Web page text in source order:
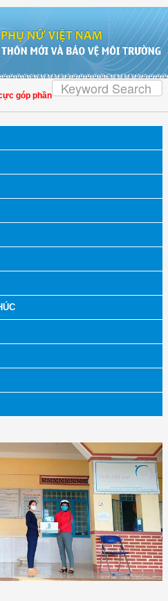
phần nâng cao tỷ lệ người dân tham gia